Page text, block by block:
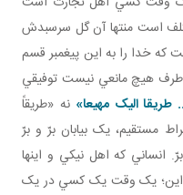
است منتها آن گل سرسبدش
که خدا را به اين پيغمبر قسم
طرف هيچ مانعي نيست توفيقي
طريقا اليک مهيعا» نه «طريقاً
مستقيم، يک بيابان برّ و برّ
که اهل نيکي و اينها
اين؛ يک وقت يک کسي در يک